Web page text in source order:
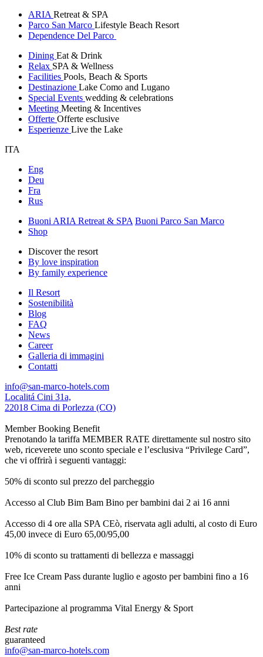
ARIA Retreat & SPA
Parco San Marco Lifestyle Beach Resort
Dependence Del Parco
Dining Eat & Drink
Relax SPA & Wellness
Facilities Pools, Beach & Sports
Destinazione Lake Como and Lugano
Special Events wedding & celebrations
Meeting Meeting & Incentives
Offerte Offerte esclusive
Esperienze Live the Lake
ITA
Eng
Deu
Fra
Rus
Buoni ARIA Retreat & SPA Buoni Parco San Marco
Shop
Discover the resort
By love inspiration
By family experience
Il Resort
Sostenibilità
Blog
FAQ
News
Career
Galleria di immagini
Contatti
info@san-marco-hotels.com
Localitá Cini 31a,
22018 Cima di Porlezza (CO)
Member Booking Benefit
Prenotando la tariffa MEMBER RATE direttamente sul nostro sito
web, riceverete uno sconto speciale e l’esclusiva “Privilege Card”,
che vi offrirà i seguenti vantaggi:
50% di sconto sul prezzo del parcheggio
Accesso al Club Bim Bam Bino per bambini dai 2 ai 16 anni
Accesso di 4 ore alla SPA CEò, riservata agli adulti, al costo di Euro
45,00 invece di Euro 65,00/95,00
10% di sconto su trattamenti di bellezza e massaggi
Free Ice Cream Pass durante luglio e agosto per bambini fino a 16
anni
Partecipazione al programma Vital Energy & Sport
Best rate
guaranteed
info@san-marco-hotels.com